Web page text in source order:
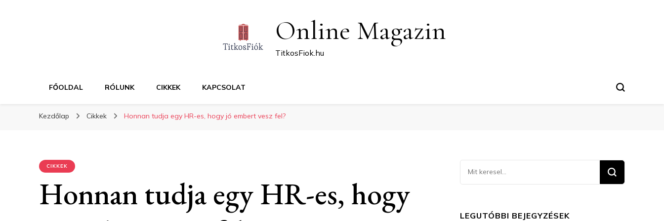
Online Magazin
TitkosFiok.hu
FŐOLDAL RÓLUNK CIKKEK KAPCSOLAT
Kezdőlap Cikkek Honnan tudja egy HR-es, hogy jó embert vesz fel?
CIKKEK
Honnan tudja egy HR-es, hogy
Keresel
valamit?
LEGUTÓBBI BEJEGYZÉSEK